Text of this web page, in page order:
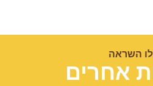
השראה
אחרים